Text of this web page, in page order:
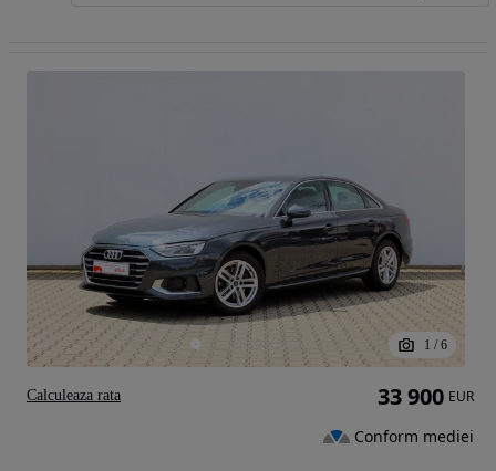
1 / 6
33 900 EUR
Conform mediei
Calculeaza rata